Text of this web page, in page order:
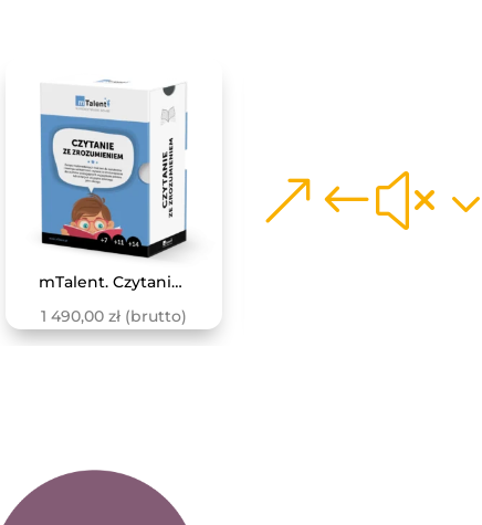
mTalent. Czytanie ze zrozumieniem
1 490,00zł (brutto)